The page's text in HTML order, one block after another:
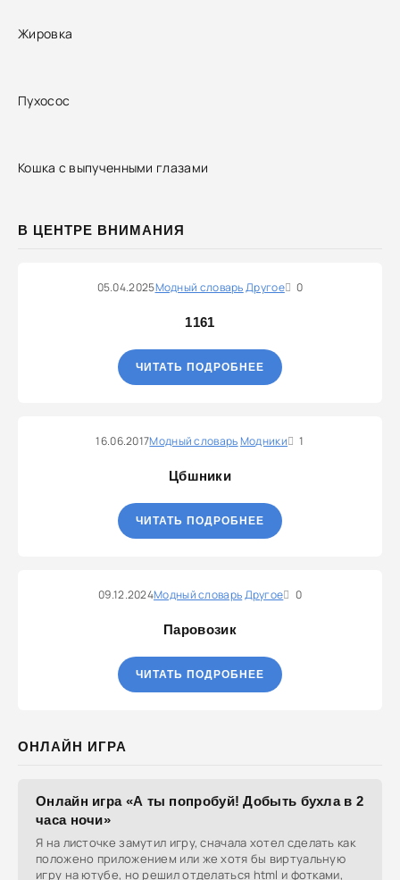
Жировка
Пухосос
Кошка с выпученными глазами
В ЦЕНТРЕ ВНИМАНИЯ
05.04.2025Модный словарьДругое 0
1161
ЧИТАТЬ ПОДРОБНЕЕ
16.06.2017Модный словарьМодники 1
Цбшники
ЧИТАТЬ ПОДРОБНЕЕ
09.12.2024Модный словарьДругое 0
Паровозик
ЧИТАТЬ ПОДРОБНЕЕ
ОНЛАЙН ИГРА
Онлайн игра «А ты попробуй! Добыть бухла в 2
часа ночи»
Я на листочке замутил игру, сначала хотел сделать как
положено приложением или же хотя бы виртуальную
игру на ютубе, но решил отделаться html и фотками,